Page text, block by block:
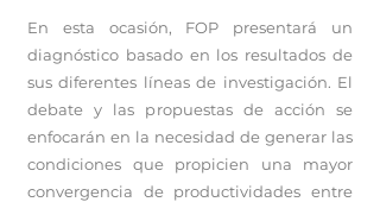
En esta ocasión, FOP presentará un
diagnóstico basado en los resultados de
sus diferentes líneas de investigación. El
debate y las propuestas de acción se
enfocarán en la necesidad de generar las
condiciones que propicien una mayor
convergencia de productividades entre